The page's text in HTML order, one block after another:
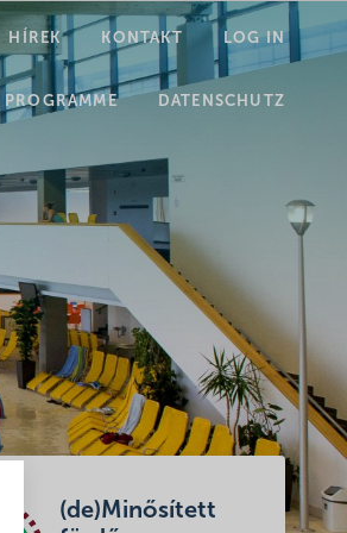
SUCHE
HÍREK KONTAKT LOG IN
PROGRAMME DATENSCHUTZ
(de)Minősített